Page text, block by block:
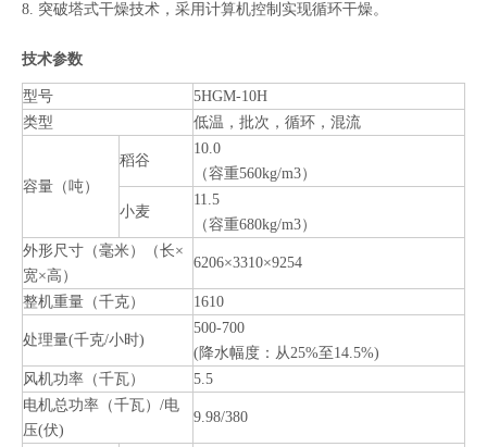
8. 突破塔式干燥技术，采用计算机控制实现循环干燥。
技术参数
型号
5HGM-10H
类型
低温，批次，循环，混流
容量（吨）
稻谷
10.0
（容重560kg/m3）
小麦
11.5
（容重680kg/m3）
外形尺寸（毫米）（长×
宽×高）
6206×3310×9254
整机重量（千克） 1610
处理量(千克/小时)
500-700
(降水幅度：从25%至14.5%)
风机功率（千瓦）
5.5
电机总功率（千瓦）/电
压(伏)
9.98/380